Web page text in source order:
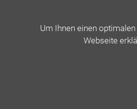
Um Ihnen einen
Webseite